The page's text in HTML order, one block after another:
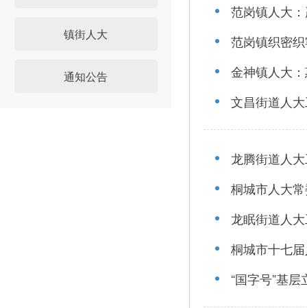
镇街人大
通知公告
范岗镇人大
范岗镇织密
金神镇人大
文昌街道人
龙腾街道人
桐城市人大
龙眠街道人
桐城市十七
“国字号”基